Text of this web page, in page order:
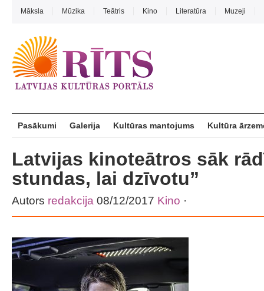
Māksla Mūzika Teātris Kino Literatūra Muzeji
Pasākumi Galerija Kultūras mantojums Kultūra
Latvijas kinoteātros sāk
stundas, lai dzīvotu”
Autors redakcija 08/12/2017 Kino ·